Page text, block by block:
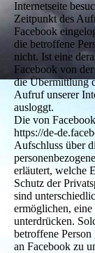
Internetseite
Zeitpunkt des
Facebook
die betroffene
nicht. Ist eine
Facebook von
die Übermittlung
Aufruf unserer
ausloggt.
Die von
https://de-
Aufschluss über
erläutert, welche
Schutz der
sind
ermöglichen,
unterdrücken.
betroffene
an Facebook zu